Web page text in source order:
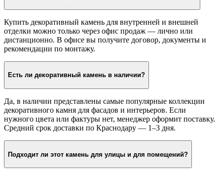
Купить декоративный камень для внутренней и внешней
отделки можно только через офис продаж — лично или
дистанционно. В офисе вы получите договор, документы и
рекомендации по монтажу.
Есть ли декоративный камень в наличии?
Да, в наличии представлены самые популярные коллекции
декоративного камня для фасадов и интерьеров. Если
нужного цвета или фактуры нет, менеджер оформит поставку.
Средний срок доставки по Краснодару — 1–3 дня.
Подходит ли этот камень для улицы и для помещений?